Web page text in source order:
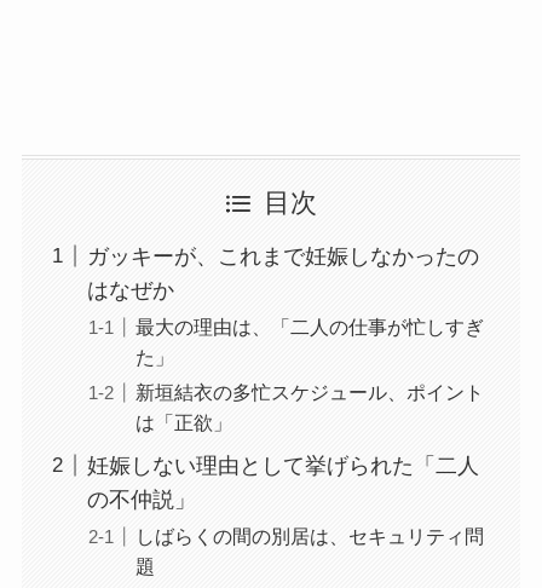
目次
ガッキーが、これまで妊娠しなかったの
はなぜか
最大の理由は、「二人の仕事が忙しすぎ
た」
新垣結衣の多忙スケジュール、ポイント
は「正欲」
妊娠しない理由として挙げられた「二人
の不仲説」
しばらくの間の別居は、セキュリティ問
題